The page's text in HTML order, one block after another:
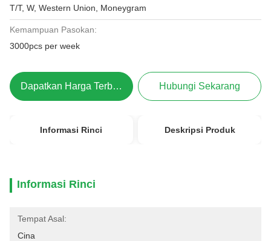
T/T, W, Western Union, Moneygram
Kemampuan Pasokan:
3000pcs per week
Dapatkan Harga Terbaik Hubungi Sekarang
Informasi Rinci Deskripsi Produk
Informasi Rinci
Tempat Asal:
Cina